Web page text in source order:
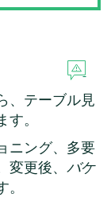
、テーブル見
。
ニング、多要
更後、 バケ